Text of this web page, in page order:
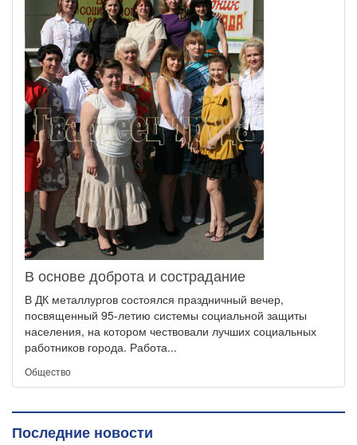
В основе доброта и сострадание
В ДК металлургов состоялся праздничный вечер,
посвященный 95-летию системы социальной защиты
населения, на котором чествовали лучших социальных
работников города. Работа...
Общество
Последние новости